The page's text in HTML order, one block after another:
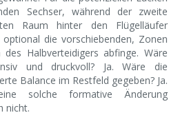
Sechser, während der zweite
Raum hinter den Flügelläufer
die vorschiebenden, Zonen
Halbverteidigers abfinge. Wäre
und druckvoll? Ja. Wäre die
Balance im Restfeld gegeben? Ja.
solche formative Änderung
nicht.